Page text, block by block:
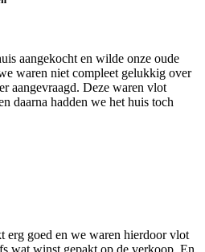
aangekocht en wilde onze oude
waren niet compleet gelukkig over
aangevraagd. Deze waren vlot
daarna hadden we het huis toch
erg goed en we waren hierdoor vlot
wat winst gepakt op de verkoop. En